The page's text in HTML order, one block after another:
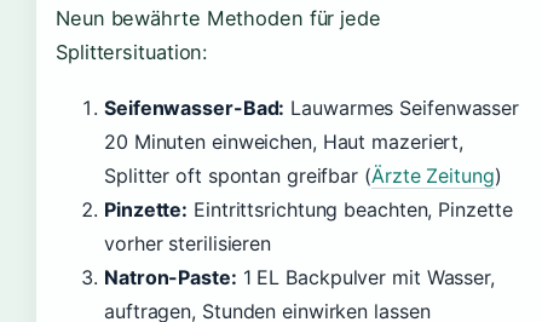
Neun bewährte Methoden für jede
Splittersituation:
Seifenwasser-Bad: Lauwarmes Seifenwasser
20 Minuten einweichen, Haut mazeriert,
Splitter oft spontan greifbar (Ärzte Zeitung)
Pinzette: Eintrittsrichtung beachten, Pinzette
vorher sterilisieren
Natron-Paste: 1 EL Backpulver mit Wasser,
auftragen, Stunden einwirken lassen